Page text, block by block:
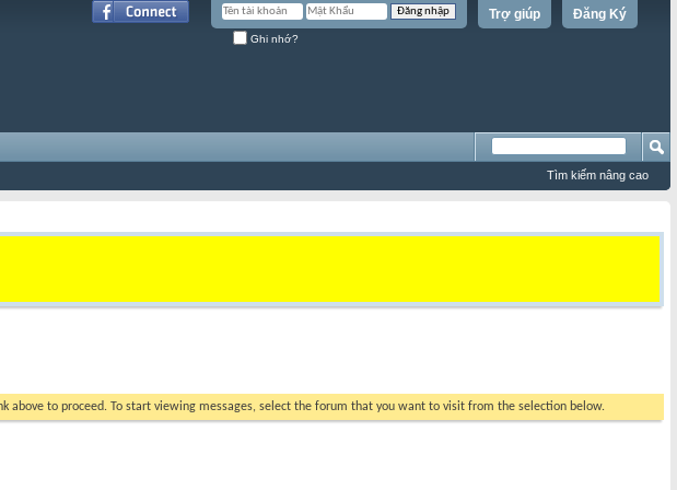
Đăng Ký
Trợ giúp
Ghi nhớ?
Tìm kiếm nâng cao
above to proceed. To start viewing messages, select the forum that you want to visit from the selection below.